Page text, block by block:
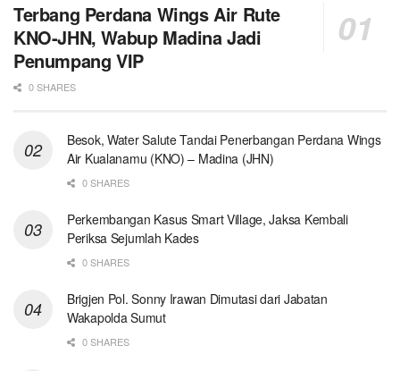
Terbang Perdana Wings Air Rute
KNO-JHN, Wabup Madina Jadi
Penumpang VIP
0 SHARES
Besok, Water Salute Tandai Penerbangan Perdana Wings
Air Kualanamu (KNO) – Madina (JHN)
0 SHARES
Perkembangan Kasus Smart Village, Jaksa Kembali
Periksa Sejumlah Kades
0 SHARES
Brigjen Pol. Sonny Irawan Dimutasi dari Jabatan
Wakapolda Sumut
0 SHARES